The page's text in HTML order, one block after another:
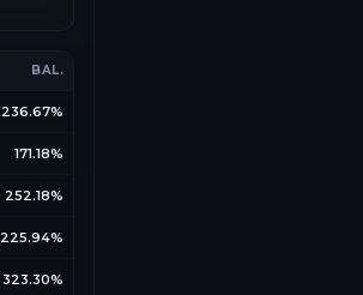
BAL.
236.67%
171.18%
252.18%
225.94%
323.30%